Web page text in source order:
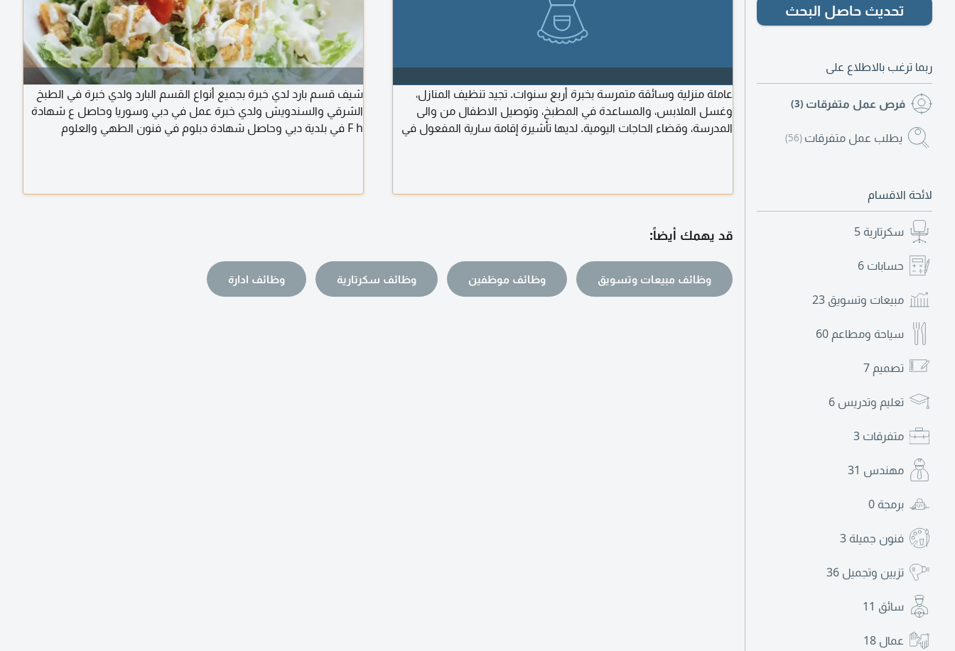
تحديث حاصل البحث
ربما ترغب بالاطلاع على
فرص عمل متفرقات (3)
يطلب عمل متفرقات (56)
لائحة الاقسام
سكرتارية 5
حسابات 6
مبيعات وتسويق 23
سياحة ومطاعم 60
تصميم 7
تعليم وتدريس 6
متفرقات 3
مهندس 31
برمجة 0
فنون جميلة 3
تزيين وتجميل 36
سائق 11
عمال 18
عاملة منزلية وسائقة متمرسة بخبرة أربع سنوات. تجيد تنظيف المنازل،
وغسل الملابس، والمساعدة في المطبخ، وتوصيل الاطفال من والى
المدرسة، وقضاء الحاجات اليومية. لديها تأشيرة إقامة سارية المفعول في
شيف قسم بارد لدي خبرة بجميع أنواع القسم البارد ولدي خبرة في الطبخ
الشرقي والسندويش ولدي خبرة عمل في دبي وسوريا وحاصل ع شهادة
F h في بلدية دبي وحاصل شهادة دبلوم في فنون الطهي والعلوم
قد يهمك أيضاً:
وظائف مبيعات وتسويق وظائف موظفين وظائف سكرتارية وظائف ادارة